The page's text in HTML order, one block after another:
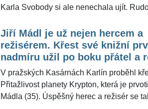
Karla Svobody si ale nenechala ujít.
ŽivotvČesku.cz přiznala, po operaci kyčle
přibrala, ale ze snímků z akce je patrné,
kilogramů umělkyně ztratila. "Na Karla
kterou nejvíce proslavil hit s Karlem
Jiří Mádl je už nejen hercem a
režisérem. Křest své knižní
nadmíru užil po boku přátel a
Promluvil i o Vojtovi Dykovi
V pražských Kasárnách Karlín proběhl
Přitažlivost planety Krypton, která je
Mádla (35). Úspěšný herec a režisér se